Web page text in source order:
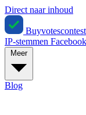
Direct naar inhoud
Buyvotescontest
IP-stemmen Facebook
Meer
Blog